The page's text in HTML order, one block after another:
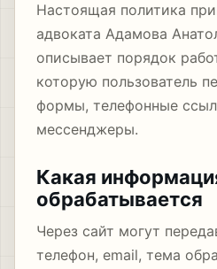
Настоящая политика
адвоката Адамова
описывает порядок
которую пользователь
формы, телефонные
мессенджеры.
Какая
обрабатывается
Через сайт могут
телефон, email, тема